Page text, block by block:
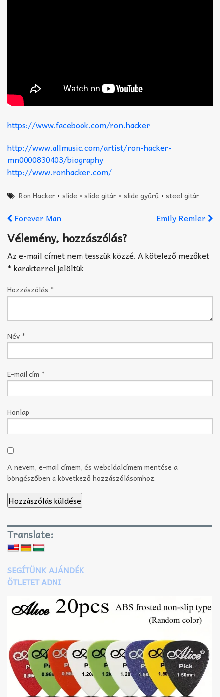
https://www.facebook.com/ron.hacker
http://www.allmusic.com/artist/ron-hacker-
mn0000830403/biography
http://www.ronhacker.com/
Ron Hacker •slide •slide gitár •slide gyűrű •steel gitár
Forever Man Emily Remler
Vélemény, hozzászólás?
Az e-mail címet nem tesszük közzé. A kötelező mezőket
*karakterrel jelöltük
Hozzászólás *
Név *
E-mail cím *
Honlap
A nevem, e-mail címem, és weboldalcímem mentése a
böngészőben a következő hozzászólásomhoz.
Translate:
SEGÍTÜNK AJÁNDÉK
ÖTLETET ADNI